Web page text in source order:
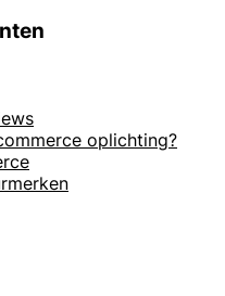
oplichting?